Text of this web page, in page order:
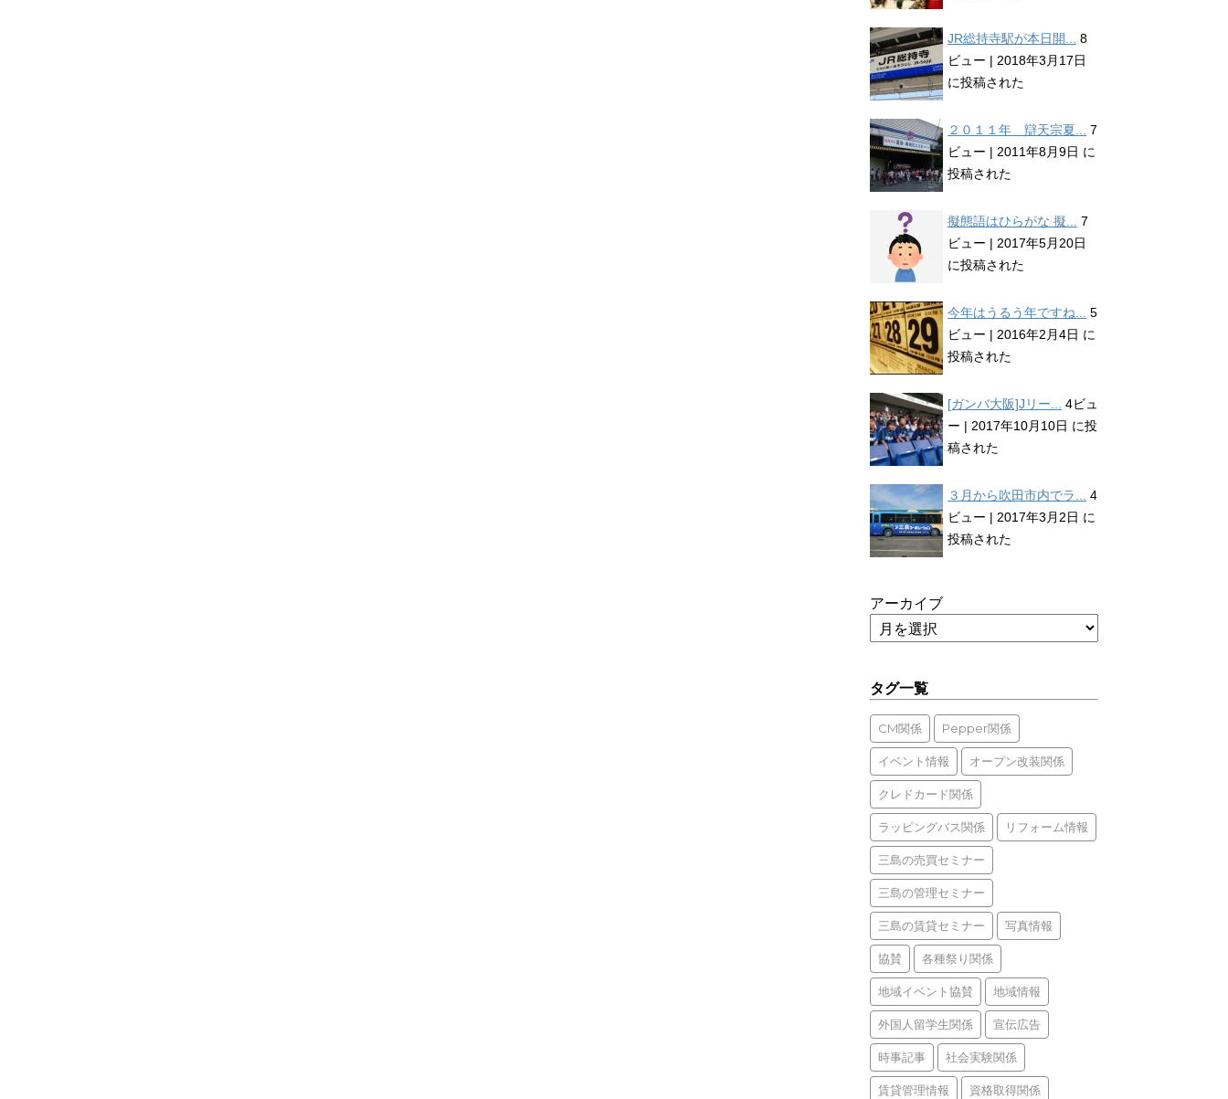
JR総持寺駅が本日開... 8
ビュー | 2018年3月17日
に投稿された
２０１１年 辯天宗夏... 7
ビュー | 2011年8月9日 に
投稿された
擬態語はひらがな 擬... 7
ビュー | 2017年5月20日
に投稿された
今年はうるう年ですね... 5
ビュー | 2016年2月4日 に
投稿された
[ガンバ大阪]Jリー... 4ビュ
ー | 2017年10月10日 に投
稿された
３月から吹田市内でラ... 4
ビュー | 2017年3月2日 に
投稿された
アーカイブ
タグ一覧
CM関係 Pepper関係
イベント情報 オープン改装関係
クレドカード関係
ラッピングバス関係 リフォーム情報
三島の売買セミナー
三島の管理セミナー
三島の賃貸セミナー 写真情報
協賛 各種祭り関係
地域イベント協賛 地域情報
外国人留学生関係 宣伝広告
時事記事 社会実験関係
賃貸管理情報 資格取得関係